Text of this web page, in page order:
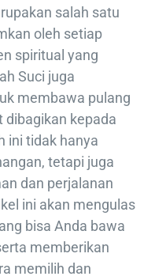
salah satu
oleh setiap
spiritual yang
Suci juga
membawa pulang
dibagikan kepada
ini tidak hanya
tetapi juga
dan perjalanan
ini akan mengulas
bisa Anda bawa
memberikan
memilih dan